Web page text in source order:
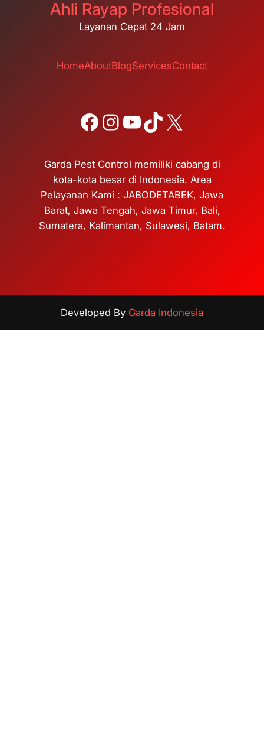
Ahli Rayap Profesional
Layanan Cepat 24 Jam
HomeAboutBlogServicesContact
Facebook Instagram YouTube TikTok X
Garda Pest Control memiliki cabang di
kota-kota besar di Indonesia. Area
Pelayanan Kami : JABODETABEK, Jawa
Barat, Jawa Tengah, Jawa Timur, Bali,
Sumatera, Kalimantan, Sulawesi, Batam.
Developed By Garda Indonesia